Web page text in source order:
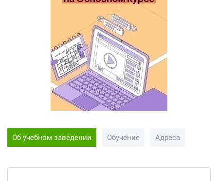
Об учебном заведении Обучение Адреса